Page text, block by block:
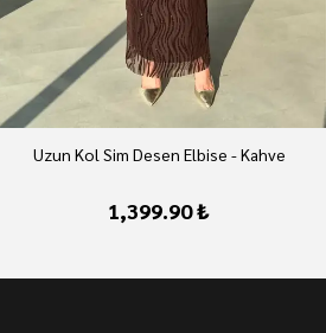
Uzun Kol Sim Desen Elbise - Kahve
1,399.90 ₺